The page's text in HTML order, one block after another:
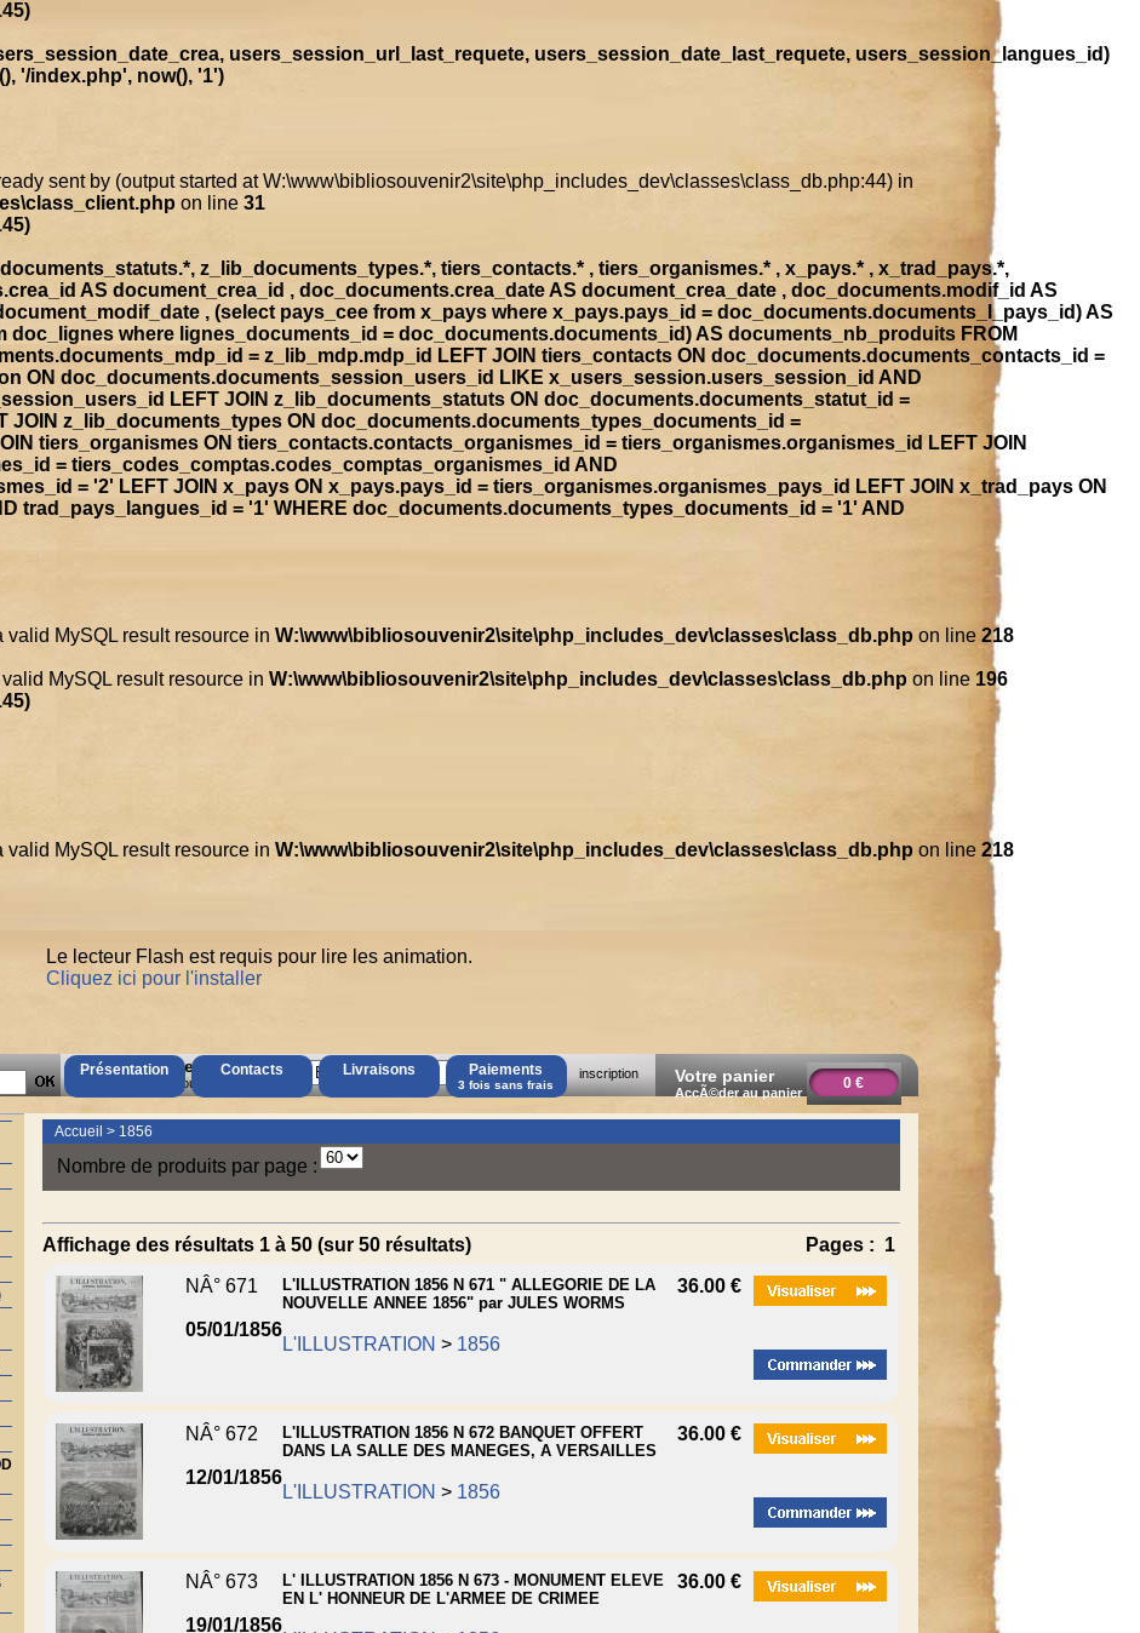
users_session_url_last_requete, users_session_date_last_requete, users_session_langues_id)
'/index.php', now(), '1')
sent by (output started at W:\www\bibliosouvenir2\site\php_includes_dev\classes\class_db.php:44) in
on line 31
z_lib_documents_types.*, tiers_contacts.* , tiers_organismes.* , x_pays.* , x_trad_pays.*,
AS document_crea_id , doc_documents.crea_date AS document_crea_date , doc_documents.modif_id AS
, (select pays_cee from x_pays where x_pays.pays_id = doc_documents.documents_l_pays_id) AS
where lignes_documents_id = doc_documents.documents_id) AS documents_nb_produits FROM
= z_lib_mdp.mdp_id LEFT JOIN tiers_contacts ON doc_documents.documents_contacts_id =
ON doc_documents.documents_session_users_id LIKE x_users_session.users_session_id AND
LEFT JOIN z_lib_documents_statuts ON doc_documents.documents_statut_id =
z_lib_documents_types ON doc_documents.documents_types_documents_id =
tiers_organismes ON tiers_contacts.contacts_organismes_id = tiers_organismes.organismes_id LEFT JOIN
= tiers_codes_comptas.codes_comptas_organismes_id AND
= '2' LEFT JOIN x_pays ON x_pays.pays_id = tiers_organismes.organismes_pays_id LEFT JOIN x_trad_pays ON
trad_pays_langues_id = '1' WHERE doc_documents.documents_types_documents_id = '1' AND
MySQL result resource in W:\www\bibliosouvenir2\site\php_includes_dev\classes\class_db.php on line 218
MySQL result resource in W:\www\bibliosouvenir2\site\php_includes_dev\classes\class_db.php on line 196
MySQL result resource in W:\www\bibliosouvenir2\site\php_includes_dev\classes\class_db.php on line 218
Présentation Contacts Livraisons Paiements
3 fois sans frais
Le lecteur Flash est requis pour lire les animation.
Cliquez ici pour l'installer
AccÃ¨s Client
Mot de passe oubliÃ© ?
inscription Votre panier
AccÃ©der au panier
0 €
Accueil > 1856
Nombre de produits par page :
Affichage des résultats 1 à 50 (sur 50 résultats) Pages : 1
NÂ° 671
05/01/1856
L'ILLUSTRATION 1856 N 671 " ALLEGORIE DE LA
NOUVELLE ANNEE 1856" par JULES WORMS
L'ILLUSTRATION > 1856
36.00 €
NÂ° 672
12/01/1856
L'ILLUSTRATION 1856 N 672 BANQUET OFFERT
DANS LA SALLE DES MANEGES, A VERSAILLES
L'ILLUSTRATION > 1856
36.00 €
NÂ° 673
19/01/1856
L' ILLUSTRATION 1856 N 673 - MONUMENT ELEVE
EN L' HONNEUR DE L'ARMEE DE CRIMEE
36.00 €